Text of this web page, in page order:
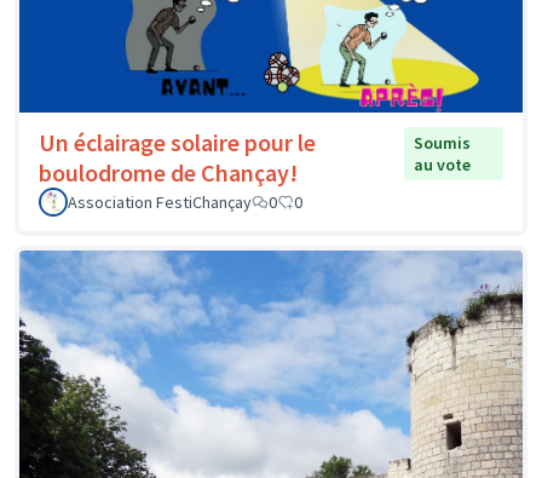
Un éclairage solaire pour le
boulodrome de Chançay!
Soumis
au vote
Association FestiChançay
0 0